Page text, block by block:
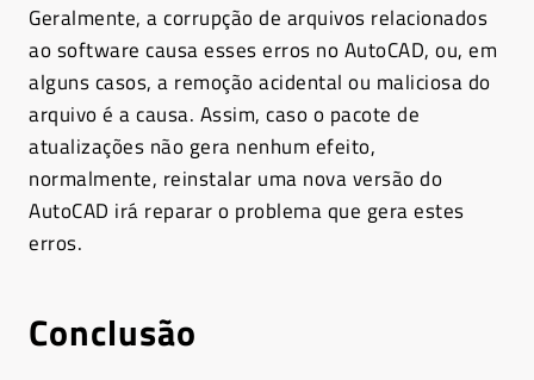
Geralmente, a corrupção de arquivos relacionados
ao software causa esses erros no AutoCAD, ou, em
alguns casos, a remoção acidental ou maliciosa do
arquivo é a causa. Assim, caso o pacote de
atualizações não gera nenhum efeito,
normalmente, reinstalar uma nova versão do
AutoCAD irá reparar o problema que gera estes
erros.
Conclusão